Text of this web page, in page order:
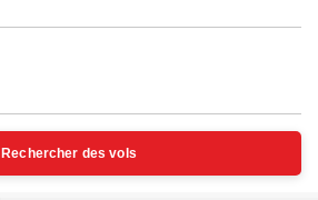
Rechercher des vols